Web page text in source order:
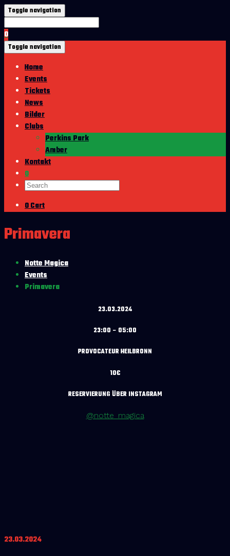
Toggle navigation
0
Toggle navigation
Home
Events
Tickets
News
Bilder
Clubs
Perkins Park
Amber
Kontakt
0
0Cart
Primavera
Notte Magica
Events
Primavera
23.03.2024
23:00 – 05:00
PROVOCATEUR HEILBRONN
10€
RESERVIERUNG ÜBER INSTAGRAM
@notte_magica
23.03.2024